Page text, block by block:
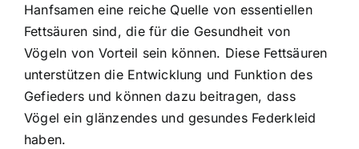
Hanfsamen eine reiche Quelle von essentiellen
Fettsäuren sind, die für die Gesundheit von
Vögeln von Vorteil sein können. Diese Fettsäuren
unterstützen die Entwicklung und Funktion des
Gefieders und können dazu beitragen, dass
Vögel ein glänzendes und gesundes Federkleid
haben.